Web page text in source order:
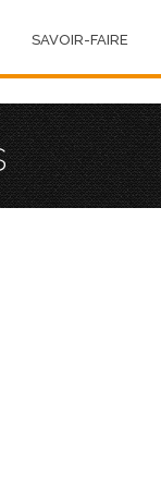
SAVOIR-FAIRE